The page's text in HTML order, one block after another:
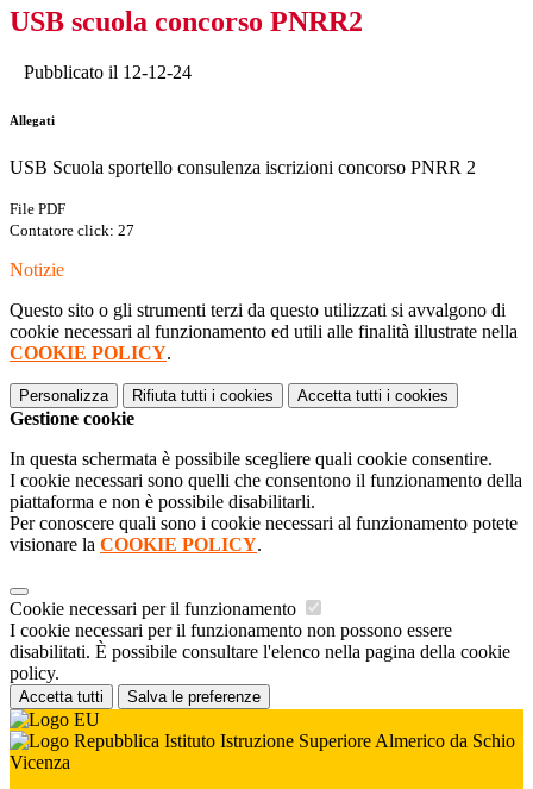
USB scuola concorso PNRR2
Pubblicato il 12-12-24
Allegati
USB Scuola sportello consulenza iscrizioni concorso PNRR 2
File PDF
Contatore click: 27
Notizie
Questo sito o gli strumenti terzi da questo utilizzati si avvalgono di
cookie necessari al funzionamento ed utili alle finalità illustrate nella
COOKIE POLICY.
Personalizza Rifiuta tutti i cookies Accetta tutti i cookies
Gestione cookie
In questa schermata è possibile scegliere quali cookie consentire.
I cookie necessari sono quelli che consentono il funzionamento della
piattaforma e non è possibile disabilitarli.
Per conoscere quali sono i cookie necessari al funzionamento potete
visionare la COOKIE POLICY.
Cookie necessari per il funzionamento
I cookie necessari per il funzionamento non possono essere
disabilitati. È possibile consultare l'elenco nella pagina della cookie
policy.
Accetta tutti Salva le preferenze
Istituto Istruzione Superiore Almerico da Schio
Vicenza